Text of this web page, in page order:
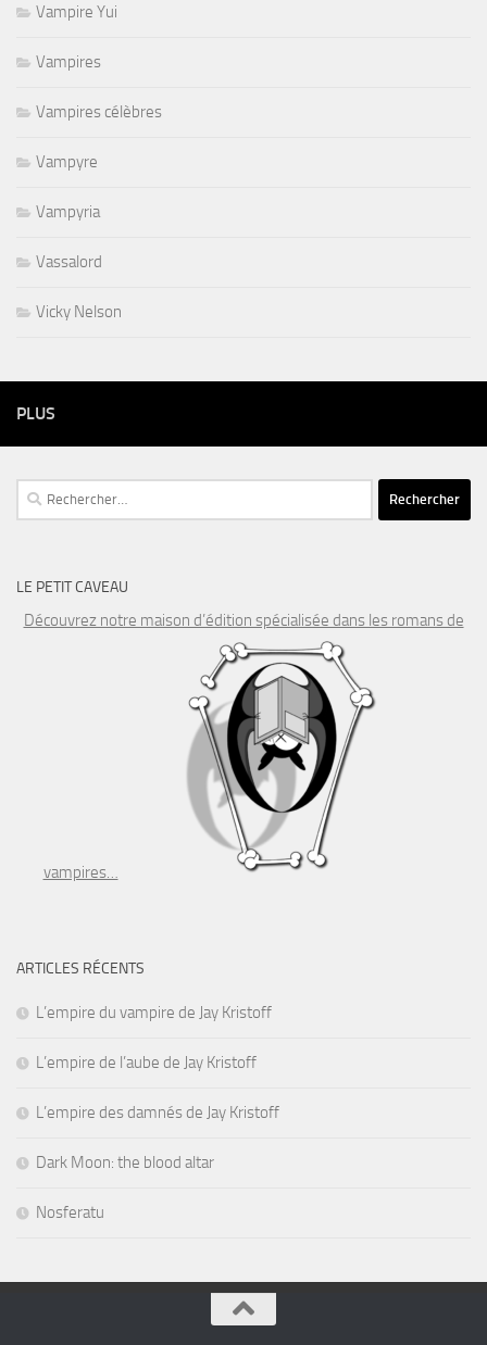
Vampire Yui
Vampires
Vampires célèbres
Vampyre
Vampyria
Vassalord
Vicky Nelson
PLUS
Rechercher :
LE PETIT CAVEAU
Découvrez notre maison d’édition spécialisée dans les romans de
vampires…
ARTICLES RÉCENTS
L’empire du vampire de Jay Kristoff
L’empire de l’aube de Jay Kristoff
L’empire des damnés de Jay Kristoff
Dark Moon: the blood altar
Nosferatu